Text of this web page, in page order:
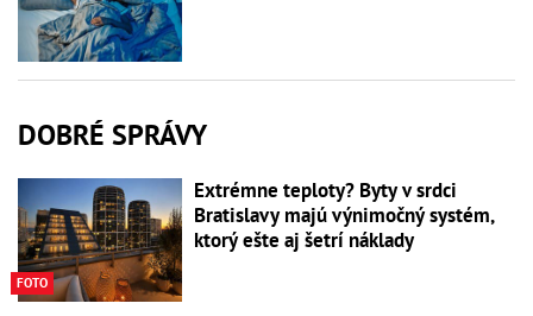
DOBRÉ SPRÁVY
FOTO
Extrémne teploty? Byty v srdci
Bratislavy majú výnimočný systém,
ktorý ešte aj šetrí náklady